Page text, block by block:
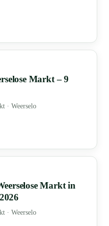
Markt – 9
· Weerselo
Markt in
· Weerselo